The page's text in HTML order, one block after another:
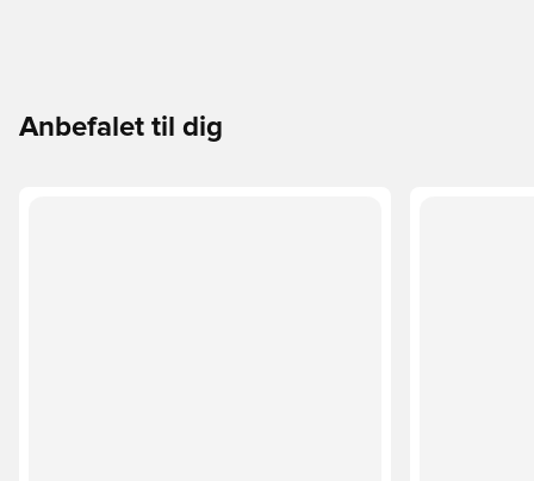
Anbefalet til dig